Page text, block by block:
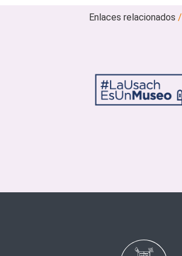
Enlaces relacionados/